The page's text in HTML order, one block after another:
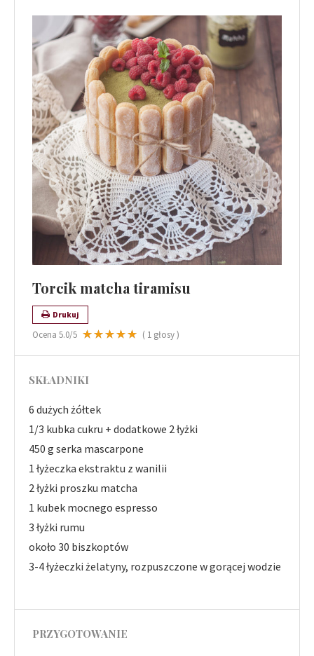
Torcik matcha tiramisu
Drukuj
Ocena 5.0/5 ( 1 głosy )
SKŁADNIKI
6 dużych żółtek
1/3 kubka cukru + dodatkowe 2 łyżki
450 g serka mascarpone
1 łyżeczka ekstraktu z wanilii
2 łyżki proszku matcha
1 kubek mocnego espresso
3 łyżki rumu
około 30 biszkoptów
3-4 łyżeczki żelatyny, rozpuszczone w gorącej wodzie
PRZYGOTOWANIE